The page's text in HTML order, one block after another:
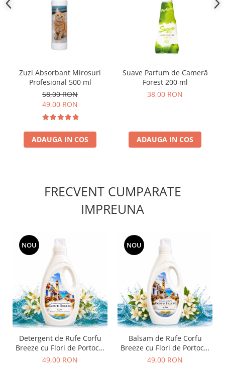
Zuzi Absorbant Mirosuri
Profesional 500 ml
58,00 RON
49,00 RON
ADAUGA IN COS
Suave Parfum de Cameră
Forest 200 ml
38,00 RON
ADAUGA IN COS
FRECVENT CUMPARATE
IMPREUNA
NOU
Detergent de Rufe Corfu
Breeze cu Flori de Portocal
by Delia 2L
49,00 RON
NOU
Balsam de Rufe Corfu
Breeze cu Flori de Portocal
by Delia 2L
49,00 RON